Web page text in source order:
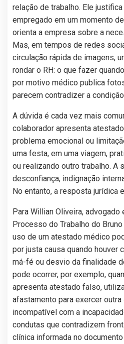
relação de trabalho. Ele
empregado em um momento
orienta a empresa sobre a
Mas, em tempos de redes
circulação rápida de imagens,
rondar o RH: o que fazer
por motivo médico publica
parecem contradizer a
A dúvida é cada vez mais
colaborador apresenta
problema emocional ou
uma festa, em uma viagem,
ou realizando outro trabalho. A
desconfiança, indignação
No entanto, a resposta jurídica
Para Willian Oliveira,
Processo do Trabalho do
uso de um atestado médico
por justa causa quando houver
má-fé ou desvio da finalidade
pode ocorrer, por exemplo,
apresenta atestado falso,
afastamento para exercer
incompatível com a
condutas que contradizem
clínica informada no